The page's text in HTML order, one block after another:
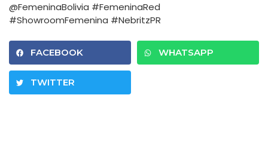
@FemeninaBolivia #FemeninaRed
#ShowroomFemenina #NebritzPR
FACEBOOK WHATSAPP
TWITTER